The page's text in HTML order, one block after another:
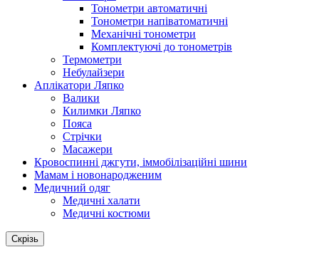
Тонометри автоматичні
Тонометри напіватоматичні
Механічні тонометри
Комплектуючі до тонометрів
Термометри
Небулайзери
Аплікатори Ляпко
Валики
Килимки Ляпко
Пояса
Стрічки
Масажери
Кровоспинні джгути, іммобілізаційні шини
Мамам і новонародженим
Медичний одяг
Медичні халати
Медичні костюми
Скрізь